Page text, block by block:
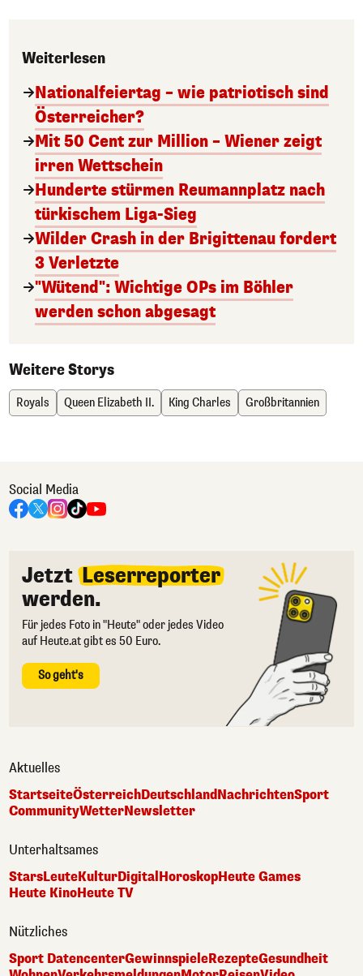
Weiterlesen
Nationalfeiertag – wie patriotisch sind
Österreicher?
Mit 50 Cent zur Million – Wiener zeigt
irren Wettschein
Hunderte stürmen Reumannplatz nach
türkischem Liga-Sieg
Wilder Crash in der Brigittenau fordert
3 Verletzte
"Wütend": Wichtige OPs im Böhler
werden schon abgesagt
Weitere Storys
Royals Queen Elizabeth II. King Charles Großbritannien
Social Media
Jetzt Leserreporter
werden.
Für jedes Foto in "Heute" oder jedes Video
auf Heute.at gibt es 50 Euro.
So geht's
Aktuelles
StartseiteÖsterreichDeutschlandNachrichtenSport
CommunityWetterNewsletter
Unterhaltsames
StarsLeuteKulturDigital HoroskopHeute Games
Heute KinoHeute TV
Nützliches
Sport DatencenterGewinnspieleRezepteGesundheit